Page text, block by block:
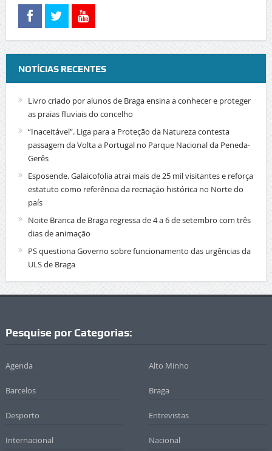
NOTÍCIAS RECENTES
Livro criado por alunos de Braga ensina a conhecer e proteger
as praias fluviais do concelho
“Inaceitável”. Liga para a Proteção da Natureza contesta
passagem da Volta a Portugal no Parque Nacional da Peneda-
Gerês
Esposende. Galaicofolia atrai mais de 25 mil visitantes e reforça
estatuto como referência da recriação histórica no Norte do
país
Noite Branca de Braga regressa de 4 a 6 de setembro com três
dias de animação
PS questiona Governo sobre funcionamento das urgências da
ULS de Braga
Pesquise por Categorias:
Agenda Alto Minho
Barcelos Braga
Desporto Entrevistas
Internacional Nacional